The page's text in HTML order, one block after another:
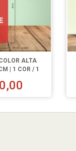
ALTA
| 1 COR / 1